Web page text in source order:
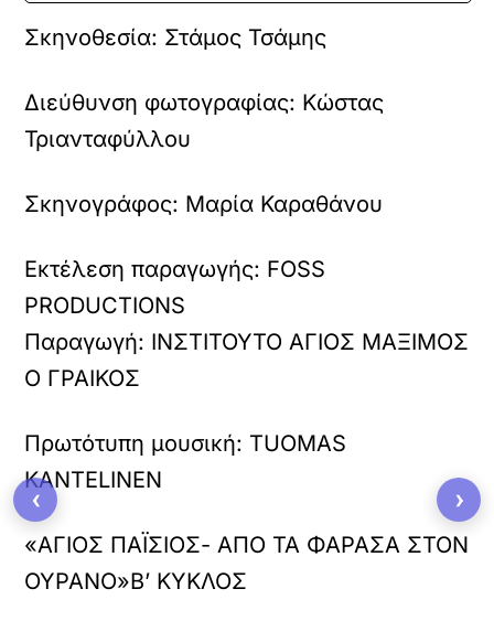
Σκηνοθεσία: Στάμος Τσάμης
Διεύθυνση φωτογραφίας: Κώστας
Τριανταφύλλου
Σκηνογράφος: Μαρία Καραθάνου
Εκτέλεση παραγωγής: FOSS
PRODUCTIONS
Παραγωγή: ΙΝΣΤΙΤΟΥΤΟ ΑΓΙΟΣ ΜΑΞΙΜΟΣ
Ο ΓΡΑΙΚΟΣ
Πρωτότυπη μουσική: TUOMAS
KANTELINEN
«ΑΓΙΟΣ ΠΑΪΣΙΟΣ- ΑΠΟ ΤΑ ΦΑΡΑΣΑ ΣΤΟΝ
ΟΥΡΑΝΟ»Β’ ΚΥΚΛΟΣ
‹ ›